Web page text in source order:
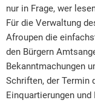
nur in Frage, wer
Für die Verwaltung
Afroupen die
den Bürgern
Bekanntmachungen
Schriften, der Termin
Einquartierungen